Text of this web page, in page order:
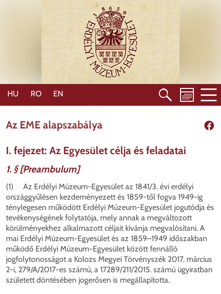
HU RO EN
Az EME alapszabálya
I. fejezet: Az Egyesület célja és feladatai
1. § [Preambulum]
(1) Az Erdélyi Múzeum-Egyesület az 1841/3. évi erdélyi
országgyűlésen kezdeményezett és 1859-től fogva 1949-ig
ténylegesen működött Erdélyi Múzeum-Egyesület jogutódja és
tevékenységének folytatója, mely annak a megváltozott
körülményekhez alkalmazott céljait kívánja megvalósítani. A
mai Erdélyi Múzeum-Egyesület és az 1859–1949 időszakban
működő Erdélyi Múzeum-Egyesület között fennálló
jogfolytonosságot a Kolozs Megyei Törvényszék 2017. március
2-i, 279/A/2017-es számú, a 17289/211/2015. számú ügyiratban
született döntésében jogerősen is megállapította.